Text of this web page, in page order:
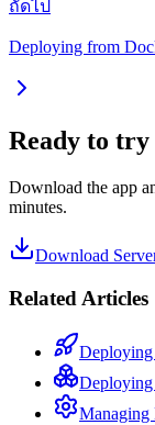
ถัดไป
Deploying from
Ready to try
Download the app
minutes.
Download
Related Articles
Deploying
Managing